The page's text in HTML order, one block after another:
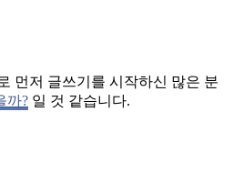
먼저 글쓰기를 시작하신 많은 분
까? 일 것 같습니다.